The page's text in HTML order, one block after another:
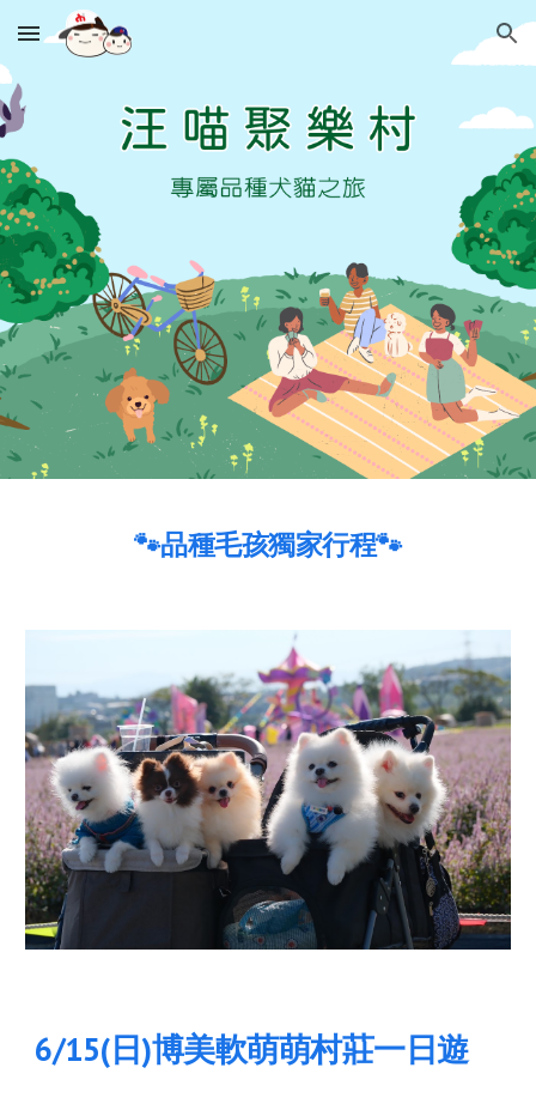
Skip to main content Skip to navigation
🐾品種毛孩獨家行程🐾
6/15(日)博美軟萌萌村莊一日遊